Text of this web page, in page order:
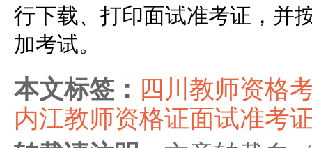
行下载、打印面试准考证，并
加考试。
本文标签： 四川教师资格
内江教师资格证面试准考